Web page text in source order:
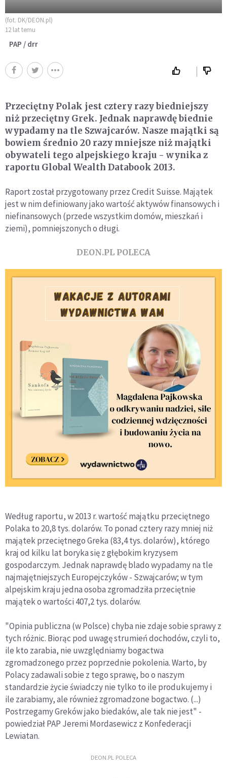
(fot. DK/DEON.pl)
12 lat temu
PAP / drr
Przeciętny Polak jest cztery razy biedniejszy
niż przeciętny Grek. Jednak naprawdę biednie
wypadamy na tle Szwajcarów. Nasze majątki są
bowiem średnio 20 razy mniejsze niż majątki
obywateli tego alpejskiego kraju - wynika z
raportu Global Wealth Databook 2013.
Raport został przygotowany przez Credit Suisse. Majątek
jest w nim definiowany jako wartość aktywów finansowych i
niefinansowych (przede wszystkim domów, mieszkań i
ziemi), pomniejszonych o długi.
DEON.PL POLECA
Według raportu, w 2013 r. wartość majątku przeciętnego
Polaka to 20,8 tys. dolarów. To ponad cztery razy mniej niż
majątek przeciętnego Greka (83,4 tys. dolarów), którego
kraj od kilku lat boryka się z głębokim kryzysem
gospodarczym. Jednak naprawdę blado wypadamy na tle
najmajętniejszych Europejczyków - Szwajcarów; w tym
alpejskim kraju jedna osoba zgromadziła przeciętnie
majątek o wartości 407,2 tys. dolarów.
"Opinia publiczna (w Polsce) chyba nie zdaje sobie sprawy z
tych różnic. Biorąc pod uwagę strumień dochodów, czyli to,
ile kto zarabia, nie uwzględniamy bogactwa
zgromadzonego przez poprzednie pokolenia. Warto, by
Polacy zadawali sobie z tego sprawę, bo o naszym
standardzie życie świadczy nie tylko to ile produkujemy i
ile zarabiamy, ale również zgromadzone bogactwo. (...)
Postrzegamy Greków jako biedaków, ale tak nie jest" -
powiedział PAP Jeremi Mordasewicz z Konfederacji
Lewiatan.
DEON.PL POLECA